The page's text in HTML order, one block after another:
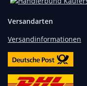
Versandarten
Versandinformationen